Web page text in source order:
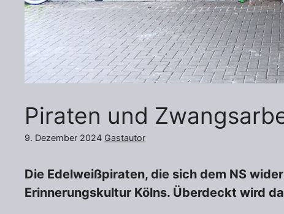
Piraten und
9. Dezember 2024 Gastautor
Die Edelweißpiraten, die sich dem NS
Erinnerungskultur Kölns. Überdeckt wird